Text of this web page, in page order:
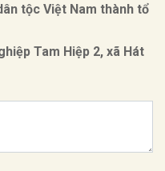
tộc Việt Nam thành tổ
Tam Hiệp 2, xã Hát